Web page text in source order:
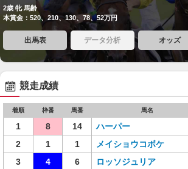
2歳 牝 馬齢
本賞金：520、210、130、78、52万円
出馬表 データ分析 オッズ
競走成績
着順 枠番 馬番 馬名
1 8 14 ハーパー
2
1 1 メイショウコボケ
3
4 6 ロッソジュリア